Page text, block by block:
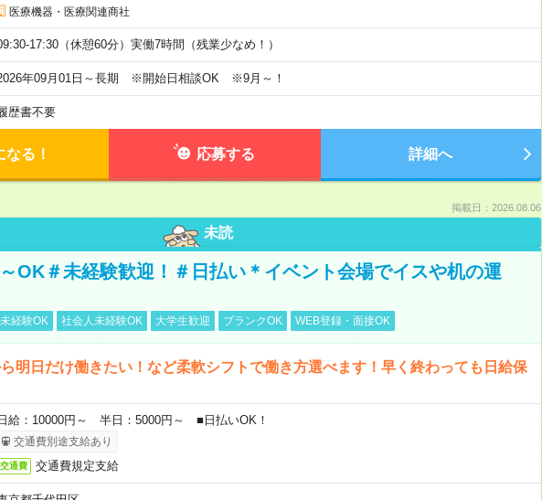
医療機器・医療関連商社
17:30（休憩60分）実働7時間（残業少なめ！）
年09月01日～長期 ※開始日相談OK ※9月～！
歴書不要
なる！ 応募する 詳細へ
掲載日：2026.08.06
未読
OK＃未経験歓迎！＃日払い＊イベント会場でイスや机の運
経験OK 社会人未経験OK 大学生歓迎 ブランクOK WEB登録・面接OK
明日だけ働きたい！など柔軟シフトで働き方選べます！早く終わっても日給保
給：10000円～ 半日：5000円～ ■日払いOK！
交通費別途支給あり
交通費 交通費規定支給